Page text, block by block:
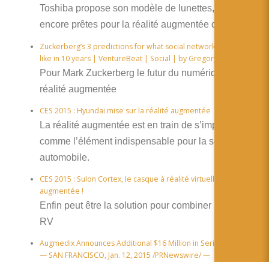
Toshiba propose son modèle de lunettes, pas
encore prêtes pour la réalité augmentée cependant.
Zuckerberg’s 3 predictions for what social networks will look
like in 10 years | VentureBeat | Social | by Gregory Ferenstein
Pour Mark Zuckerberg le futur du numérique est la
réalité augmentée
CES 2015 : Hyundai mise sur la réalité augmentée
La réalité augmentée est en train de s’imposer
comme l’élément indispensable pour la sécurité
automobile.
CES 2015 : Sulon Cortex, le casque à réalité virtuelle… et
augmentée !
Enfin peut être la solution pour combiner la RA & la
RV
Augmedix Announces Additional $16 Million in Series A Funding
— SAN FRANCISCO, Jan. 12, 2015 /PRNewswire/ —